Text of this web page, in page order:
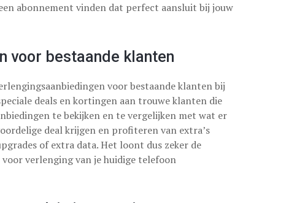
abonnement vinden dat perfect aansluit bij jouw
voor bestaande klanten
voor bestaande klanten bij
deals en kortingen aan trouwe klanten die
te bekijken en te vergelijken met wat er
deal krijgen en profiteren van extra’s
of extra data. Het loont dus zeker de
verlenging van je huidige telefoon